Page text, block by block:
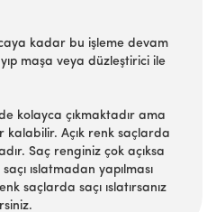
kadar bu işleme devam
maşa veya düzleştirici ile
kolayca çıkmaktadır ama
kalabilir. Açık renk saçlarda
Saç renginiz çok açıksa
saçı ıslatmadan yapılması
saçlarda saçı ıslatırsanız